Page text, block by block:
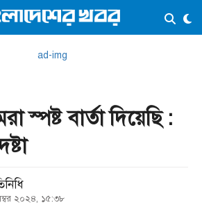
লগইন ×
আর্কাইভ
স্পষ্ট বার্তা দিয়েছি :
২০২৪, ১৫:৩৮